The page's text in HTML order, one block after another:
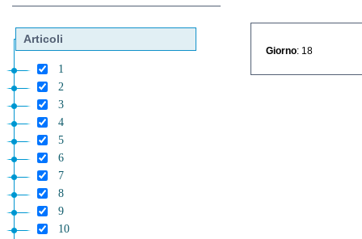
Articoli
1
2
3
4
5
6
7
8
9
10
Giorno : 18